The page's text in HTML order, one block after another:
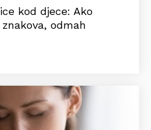
kod djece: Ako
odmah